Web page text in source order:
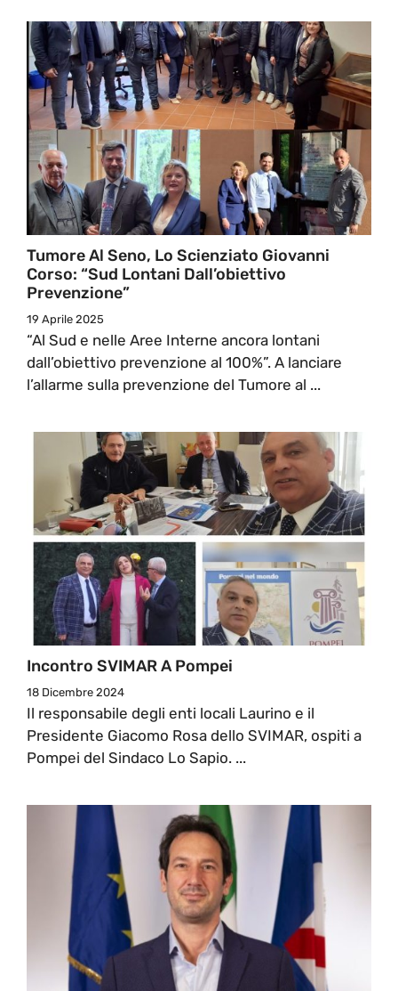
Tumore Al Seno, Lo Scienziato Giovanni
Corso: “Sud Lontani Dall’obiettivo
Prevenzione”
19 Aprile 2025
“Al Sud e nelle Aree Interne ancora lontani
dall’obiettivo prevenzione al 100%”. A lanciare
l’allarme sulla prevenzione del Tumore al ...
Incontro SVIMAR A Pompei
18 Dicembre 2024
Il responsabile degli enti locali Laurino e il
Presidente Giacomo Rosa dello SVIMAR, ospiti a
Pompei del Sindaco Lo Sapio. ...